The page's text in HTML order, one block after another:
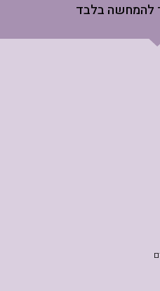
להמחשה בלבד